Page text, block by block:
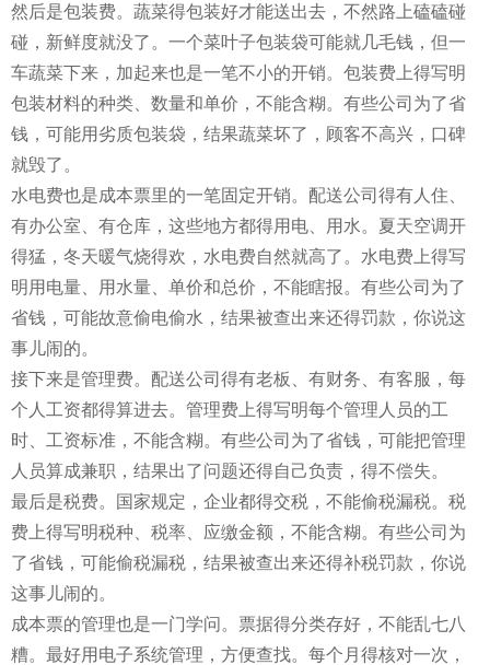
然后是包装费。蔬菜得包装好才能送出去，不然路上磕磕碰
碰，新鲜度就没了。一个菜叶子包装袋可能就几毛钱，但一
车蔬菜下来，加起来也是一笔不小的开销。包装费上得写明
包装材料的种类、数量和单价，不能含糊。有些公司为了省
钱，可能用劣质包装袋，结果蔬菜坏了，顾客不高兴，口碑
就毁了。
水电费也是成本票里的一笔固定开销。配送公司得有人住、
有办公室、有仓库，这些地方都得用电、用水。夏天空调开
得猛，冬天暖气烧得欢，水电费自然就高了。水电费上得写
明用电量、用水量、单价和总价，不能瞎报。有些公司为了
省钱，可能故意偷电偷水，结果被查出来还得罚款，你说这
事儿闹的。
接下来是管理费。配送公司得有老板、有财务、有客服，每
个人工资都得算进去。管理费上得写明每个管理人员的工
时、工资标准，不能含糊。有些公司为了省钱，可能把管理
人员算成兼职，结果出了问题还得自己负责，得不偿失。
最后是税费。国家规定，企业都得交税，不能偷税漏税。税
费上得写明税种、税率、应缴金额，不能含糊。有些公司为
了省钱，可能偷税漏税，结果被查出来还得补税罚款，你说
这事儿闹的。
成本票的管理也是一门学问。票据得分类存好，不能乱七八
糟。最好用电子系统管理，方便查找。每个月得核对一次，